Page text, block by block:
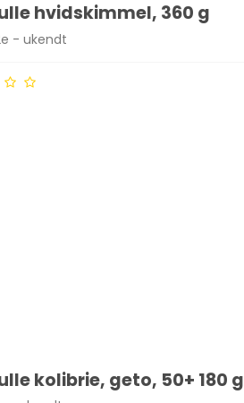
hvidskimmel, 360 g
- ukendt
kolibrie, geto, 50+ 180 g